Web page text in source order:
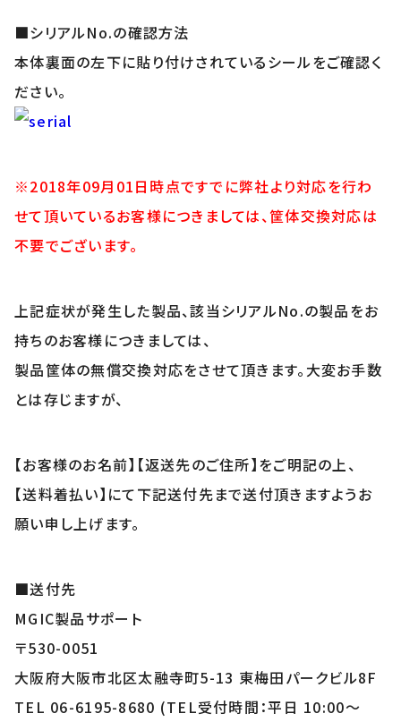
■シリアルNo.の確認方法
本体裏面の左下に貼り付けされているシールをご確認く
ださい。
※2018年09月01日時点ですでに弊社より対応を行わ
せて頂いているお客様につきましては、筐体交換対応は
不要でございます。
上記症状が発生した製品、該当シリアルNo.の製品をお
持ちのお客様につきましては、
製品筐体の無償交換対応をさせて頂きます。大変お手数
とは存じますが、
【お客様のお名前】【返送先のご住所】をご明記の上、
【送料着払い】にて下記送付先まで送付頂きますようお
願い申し上げます。
■送付先
MGIC製品サポート
〒530-0051
大阪府大阪市北区太融寺町5-13 東梅田パークビル8F
TEL 06-6195-8680 (TEL受付時間：平日 10:00～